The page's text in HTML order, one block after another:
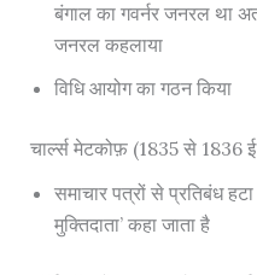
बंगाल का गवर्नर जनरल था
जनरल कहलाया
विधि आयोग का गठन किया
चार्ल्स मेटकोफ़ (1835 से 1836
समाचार पत्रों से प्रतिबंध
मुक्तिदाता’ कहा जाता है